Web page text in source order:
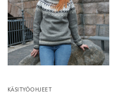
KÄSITYÖOHJEET